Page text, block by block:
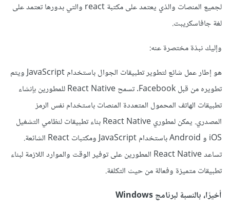
لجميع المنصات والذي يعتمد على مكتبة react والتي بدورها تعتمد على
لغة جافاسكريبت.
وإليك نبذة مختصرة عنه:
هو إطار عمل شائع لتطوير تطبيقات الجوال باستخدام JavaScript ويتم
تطويره من قبل Facebook. تسمح React Native للمطورين بإنشاء
تطبيقات الهاتف المحمول المتعددة المنصات باستخدام نفس الرمز
المصدري. يمكن لمطوري React Native بناء تطبيقات لنظامي التشغيل
iOS و Android باستخدام JavaScript ومكتبات React الشائعة.
تساعد React Native المطورين على توفير الوقت والموارد اللازمة لبناء
تطبيقات متميزة وفعالة من حيث التكلفة.
أخيرًا، بالنسبة لبرنامج Windows